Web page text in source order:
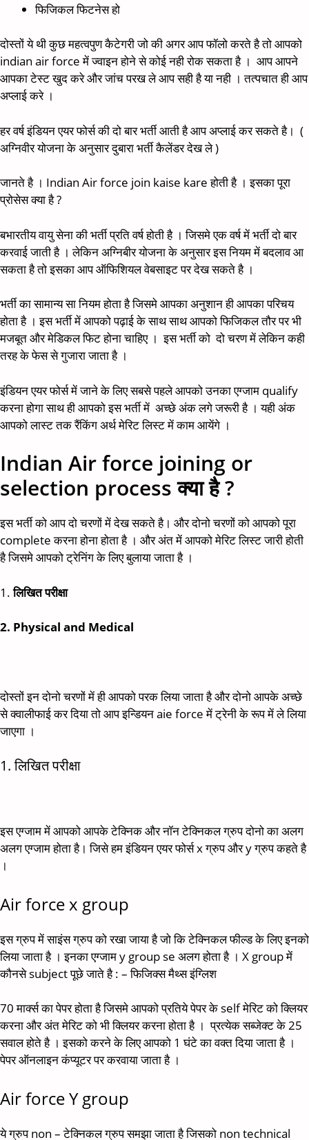
फिजिकल फिटनेस हो
दोस्तों ये थी कुछ महत्वपुण कैटेगरी जो की अगर आप फॉलो करते है तो आपको
indian air force में ज्वाइन होने से कोई नही रोक सकता है । आप आपने
आपका टेस्ट खुद करे और जांच परख ले आप सही है या नही । तत्पचात ही आप
अप्लाई करे ।
हर वर्ष इंडियन एयर फोर्स की दो बार भर्ती आती है आप अप्लाई कर सकते है। (
अग्निवीर योजना के अनुसार दुबारा भर्ती कैलेंडर देख ले )
जानते है । Indian Air force join kaise kare होती है । इसका पूरा
प्रोसेस क्या है ?
बभारतीय वायु सेना की भर्ती प्रति वर्ष होती है । जिसमे एक वर्ष में भर्ती दो बार
करवाई जाती है । लेकिन अग्निबीर योजना के अनुसार इस नियम में बदलाव आ
सकता है तो इसका आप ऑफिशियल वेबसाइट पर देख सकते है ।
भर्ती का सामान्य सा नियम होता है जिसमे आपका अनुशान ही आपका परिचय
होता है । इस भर्ती में आपको पढ़ाई के साथ साथ आपको फिजिकल तौर पर भी
मजबूत और मेडिकल फिट होना चाहिए । इस भर्ती को दो चरण में लेकिन कही
तरह के फेस से गुजारा जाता है ।
इंडियन एयर फोर्स में जाने के लिए सबसे पहले आपको उनका एग्जाम qualify
करना होगा साथ ही आपको इस भर्ती में अच्छे अंक लगे जरूरी है । यही अंक
आपको लास्ट तक रैंकिंग अर्थ मेरिट लिस्ट में काम आयेंगे ।
Indian Air force joining or
selection process क्या है ?
इस भर्ती को आप दो चरणों में देख सकते है। और दोनो चरणों को आपको पूरा
complete करना होना होता है । और अंत में आपको मेरिट लिस्ट जारी होती
है जिसमे आपको ट्रेनिंग के लिए बुलाया जाता है ।
1.लिखित परीक्षा
2. Physical and Medical
दोस्तों इन दोनो चरणों में ही आपको परक लिया जाता है और दोनो आपके अच्छे
से क्वालीफाई कर दिया तो आप इन्डियन aie force में ट्रेनी के रूप में ले लिया
जाएगा ।
1. लिखित परीक्षा
इस एग्जाम में आपको आपके टेक्निक और नॉन टेक्निकल ग्रुप दोनो का अलग
अलग एग्जाम होता है। जिसे हम इंडियन एयर फोर्स x ग्रुप और y ग्रुप कहते है
।
Air force x group
इस ग्रुप में साइंस ग्रुप को रखा जाया है जो कि टेक्निकल फील्ड के लिए इनको
लिया जाता है । इनका एग्जाम y group se अलग होता है । X group में
कौनसे subject पूछे जाते है : – फिजिक्स मैथ्स इंग्लिश
70 मार्क्स का पेपर होता है जिसमे आपको प्रतिये पेपर के self मेरिट को क्लियर
करना और अंत मेरिट को भी क्लियर करना होता है । प्रत्येक सब्जेक्ट के 25
सवाल होते है । इसको करने के लिए आपको 1 घंटे का वक्त दिया जाता है ।
पेपर ऑनलाइन कंप्यूटर पर करवाया जाता है ।
Air force Y group
ये ग्रुप non – टेक्निकल ग्रुप समझा जाता है जिसको non technical